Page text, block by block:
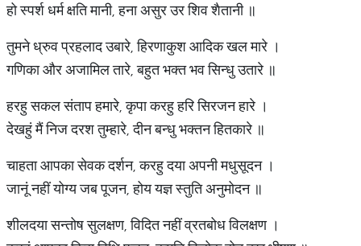
हो स्पर्श धर्म क्षति मानी, हना असुर उर शिव शैतानी ॥
तुमने ध्रुव प्रहलाद उबारे, हिरणाकुश आदिक खल मारे ।
गणिका और अजामिल तारे, बहुत भक्त भव सिन्धु उतारे ॥
हरहु सकल संताप हमारे, कृपा करहु हरि सिरजन हारे ।
देखहुं मैं निज दरश तुम्हारे, दीन बन्धु भक्तन हितकारे ॥
चाहता आपका सेवक दर्शन, करहु दया अपनी मधुसूदन ।
जानूं नहीं योग्य जब पूजन, होय यज्ञ स्तुति अनुमोदन ॥
शीलदया सन्तोष सुलक्षण, विदित नहीं व्रतबोध विलक्षण ।